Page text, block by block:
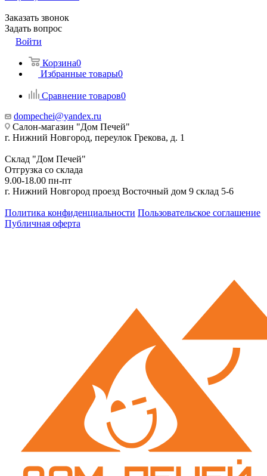
Заказать звонок
Задать вопрос
Войти
Корзина0
Избранные товары0
Сравнение товаров0
dompechei@yandex.ru
Салон-магазин "Дом Печей"
г. Нижний Новгород, переулок Грекова, д. 1
Склад "Дом Печей"
Отгрузка со склада
9.00-18.00 пн-пт
г. Нижний Новгород проезд Восточный дом 9 склад 5-6
Политика конфиденциальности Пользовательское соглашение
Публичная оферта